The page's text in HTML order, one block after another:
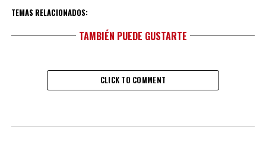
TEMAS RELACIONADOS:
TAMBIÉN PUEDE GUSTARTE
CLICK TO COMMENT